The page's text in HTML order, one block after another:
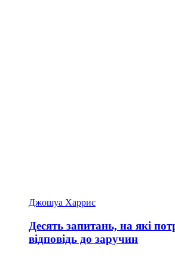
Джошуа Харрис
Десять запитань, на які
відповідь до заручин